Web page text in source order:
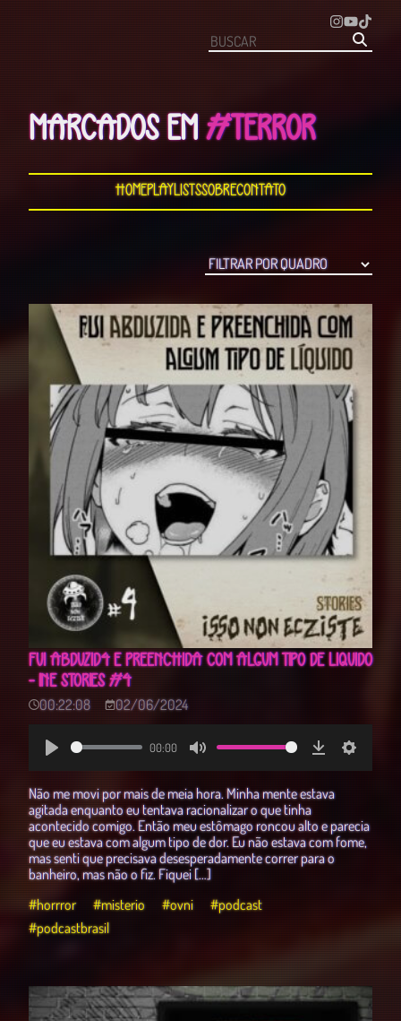
MARCADOS EM#TERROR
HomePlaylistsSobreContato
FUI ABDUZID4 E PREENCHIDA COM ALGUM TIPO DE LÍQUIDO
- INE STORIES #4
00:22:08 02/06/2024
00:00
DownloadSettings
Não me movi por mais de meia hora. Minha mente estava
agitada enquanto eu tentava racionalizar o que tinha
acontecido comigo. Então meu estômago roncou alto e parecia
que eu estava com algum tipo de dor. Eu não estava com fome,
mas senti que precisava desesperadamente correr para o
banheiro, mas não o fiz. Fiquei […]
#horrror
#misterio #ovni
#podcast
#podcastbrasil